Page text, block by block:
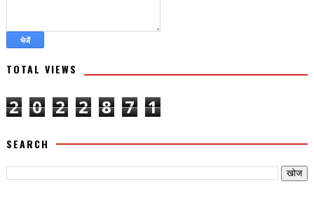
TOTAL VIEWS
2 0 2 2 8 7 1
SEARCH